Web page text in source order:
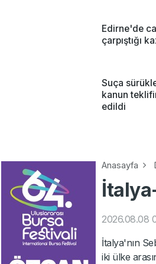
Edirne'de
çarpıştığı
Suça
kanun
edildi
Anasayfa
2026.08.08
İtalya'nın
iki ülke